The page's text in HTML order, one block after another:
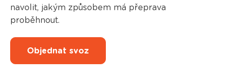
navolit, jakým způsobem má přeprava
proběhnout.
Objednat svoz